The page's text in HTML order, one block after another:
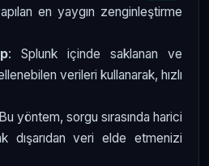
en yaygın zenginleştirme
: Splunk içinde saklanan ve
verileri kullanarak, hızlı
yöntem, sorgu sırasında harici
dışarıdan veri elde etmenizi